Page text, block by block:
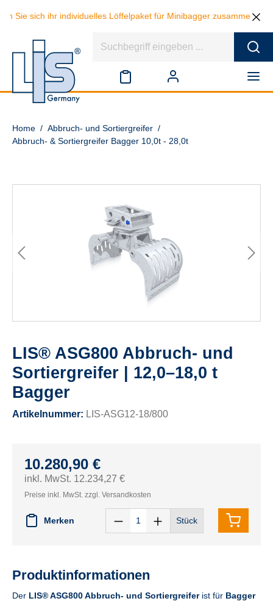
ihr individuelles Löffelpaket für Minibagger zusammen und sparen
Home / Abbruch- und Sortiergreifer /
Abbruch- & Sortiergreifer Bagger 10,0t - 28,0t
LIS® ASG800 Abbruch- und
Sortiergreifer | 12,0–18,0 t
Bagger
Artikelnummer: LIS-ASG12-18/800
10.280,90 €
inkl. MwSt. 12.234,27 €
Preise inkl. MwSt. zzgl. Versandkosten
Merken Stück
Produktinformationen
Der LIS® ASG800 Abbruch- und Sortiergreiferist für Bagger